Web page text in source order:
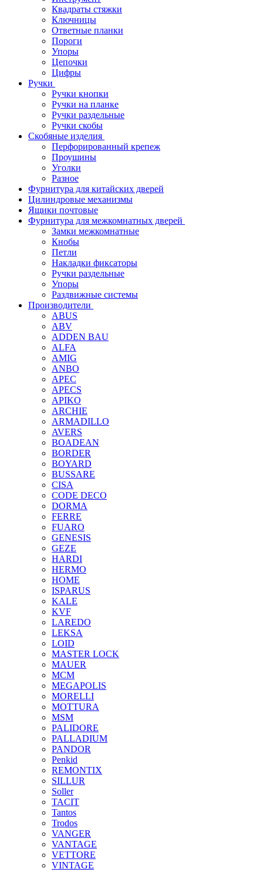
Квадраты стяжки
Ключницы
Ответные планки
Пороги
Упоры
Цепочки
Цифры
Ручки
Ручки кнопки
Ручки на планке
Ручки раздельные
Ручки скобы
Скобяные изделия
Перфорированный крепеж
Проушины
Уголки
Разное
Фурнитура для китайских дверей
Цилиндровые механизмы
Ящики почтовые
Фурнитура для межкомнатных дверей
Замки межкомнатные
Кнобы
Петли
Накладки фиксаторы
Ручки раздельные
Упоры
Раздвижные системы
Производители
ABUS
ABV
ADDEN BAU
ALFA
AMIG
ANBO
APEC
APECS
APIKO
ARCHIE
ARMADILLO
AVERS
BOADEAN
BORDER
BOYARD
BUSSARE
CISA
CODE DECO
DORMA
FERRE
FUARO
GENESIS
GEZE
HARDI
HERMO
HOMЕ
ISPARUS
KALE
KVF
LAREDO
LEKSA
LOID
MASTER LOCK
MAUER
MCM
MEGAPOLIS
MORELLI
MOTTURA
MSM
PALIDORE
PALLADIUM
PANDOR
Penkid
REMONTIX
SILLUR
Soller
TACIT
Tantos
Trodos
VANGER
VANTAGE
VETTORE
VINTAGE